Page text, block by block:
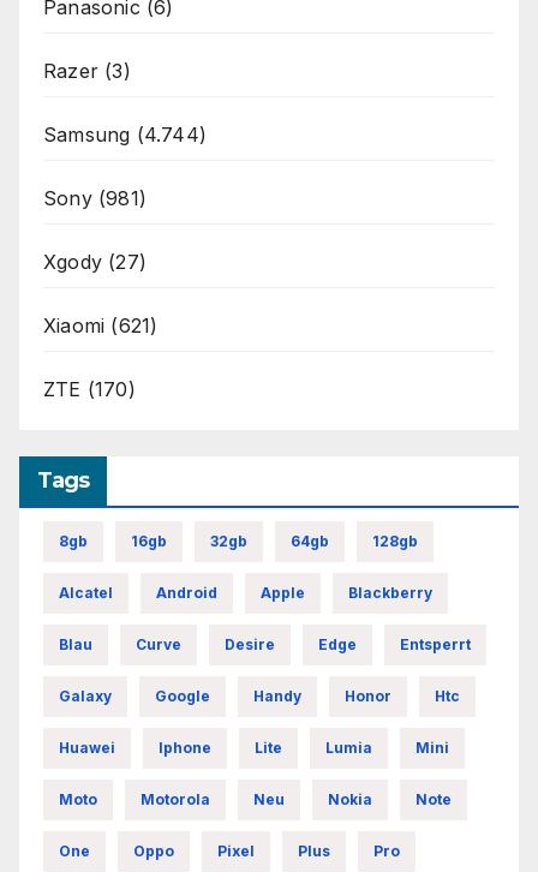
Panasonic (6)
Razer (3)
Samsung (4.744)
Sony(981)
Xgody (27)
Xiaomi (621)
ZTE (170)
Tags
8gb 16gb 32gb 64gb 128gb
Alcatel Android Apple Blackberry
Blau Curve Desire Edge Entsperrt
Galaxy Google Handy Honor Htc
Huawei Iphone Lite Lumia Mini
Moto Motorola Neu Nokia Note
One Oppo Pixel Plus Pro